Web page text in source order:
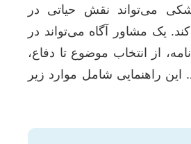
می‌تواند نقش حیاتی در
یک مشاور آگاه می‌تواند در
از انتخاب موضوع تا دفاع،
این راهنمایی شامل موارد زیر